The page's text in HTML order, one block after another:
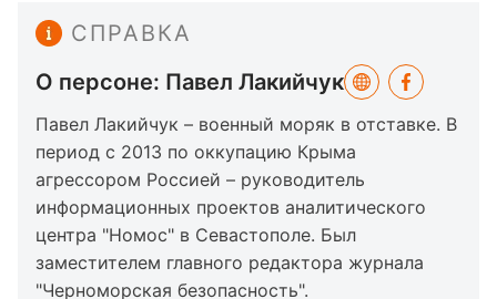
СПРАВКА
О персоне: Павел Лакийчук
Павел Лакийчук – военный моряк в отставке. В
период с 2013 по оккупацию Крыма
агрессором Россией – руководитель
информационных проектов аналитического
центра "Номос" в Севастополе. Был
заместителем главного редактора журнала
"Черноморская безопасность".